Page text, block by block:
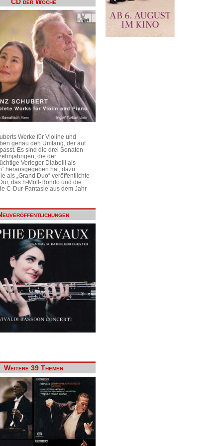
CD der Woche
Werke für Violine und
genau den Umfang, der auf
Es sind die drei Sonaten
die der
Verleger Diabelli als
herausgegeben hat, dazu
als „Grand Duo“ veröffentlichte
das h-Moll-Rondo und die
C-Dur-Fantasie aus dem Jahr
Weitere 39 Themen